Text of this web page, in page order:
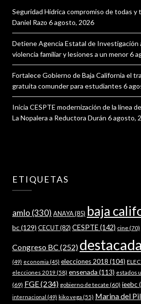
Seguridad Hídrica compromiso de todas y
Daniel Razo 6 agosto, 2026
Detiene Agencia Estatal de Investigación
violencia familiar y lesiones a un menor6
Fortalece Gobierno de Baja California el
gratuita comunder para estudiantes 6
Inicia CESPTE modernización de la línea
La Nopalera a Reductora Durán 6 agosto,
ETIQUETAS
amlo (330) ANAYA(85) baja
bc(129) CECUT(82) CESPTE (142) cine(70)
Congreso BC (252) destacada
(49) economia (45) elecciones 2018 (104)
elecciones 2019 (58) ensenada (113) estados
(69) FGE(234) gobierno de tecate(60) ieebc
internacional (49) kiko vega (55) Marina del